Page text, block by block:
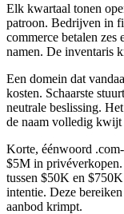
Elk kwartaal tonen
patroon. Bedrijven in
commerce betalen zes
namen. De inventaris
Een domein dat
kosten. Schaarste
neutrale beslissing.
de naam volledig kwijt
Korte, éénwoord
$5M in
tussen $50K en
intentie. Deze
aanbod krimpt.